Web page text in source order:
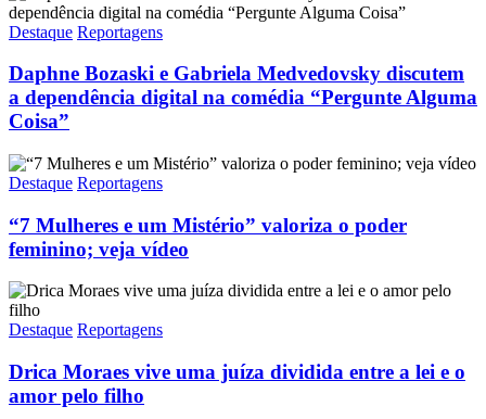
Destaque Reportagens
Daphne Bozaski e Gabriela Medvedovsky discutem
a dependência digital na comédia “Pergunte Alguma
Coisa”
Destaque Reportagens
“7 Mulheres e um Mistério” valoriza o poder
feminino; veja vídeo
Destaque Reportagens
Drica Moraes vive uma juíza dividida entre a lei e o
amor pelo filho